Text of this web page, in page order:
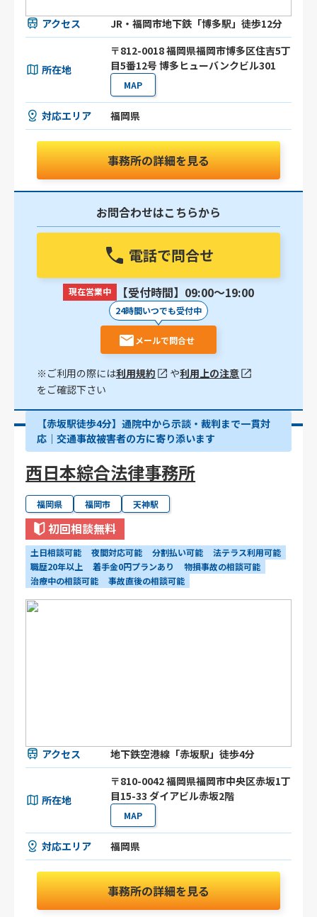
アクセス JR・福岡市地下鉄「博多駅」徒歩12分
所在地
〒812-0018 福岡県福岡市博多区住吉5丁
目5番12号 博多ヒューバンクビル301
MAP
対応エリア 福岡県
事務所の詳細を見る
お問合わせはこちらから
電話で問合せ
現在営業中 【受付時間】09:00〜19:00
24時間いつでも受付中
メールで問合せ
※ご利用の際には利用規約 や利用上の注意
をご確認下さい
【赤坂駅徒歩4分】通院中から示談・裁判まで一貫対
応｜交通事故被害者の方に寄り添います
西日本綜合法律事務所
福岡県 福岡市 天神駅
初回相談無料
土日相談可能 夜間対応可能 分割払い可能
法テラス利用可能
職歴20年以上
着手金0円プランあり
物損事故の相談可能
治療中の相談可能
事故直後の相談可能
アクセス 地下鉄空港線「赤坂駅」徒歩4分
所在地
〒810-0042 福岡県福岡市中央区赤坂1丁
目15-33 ダイアビル赤坂2階
MAP
対応エリア 福岡県
事務所の詳細を見る